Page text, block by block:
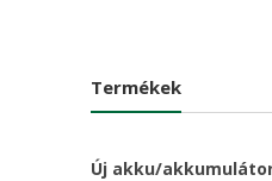
Termékek
Új akku/